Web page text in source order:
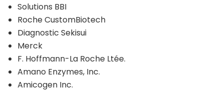
Solutions BBI
Roche CustomBiotech
Diagnostic Sekisui
Merck
F. Hoffmann-La Roche Ltée.
Amano Enzymes, Inc.
Amicogen Inc.